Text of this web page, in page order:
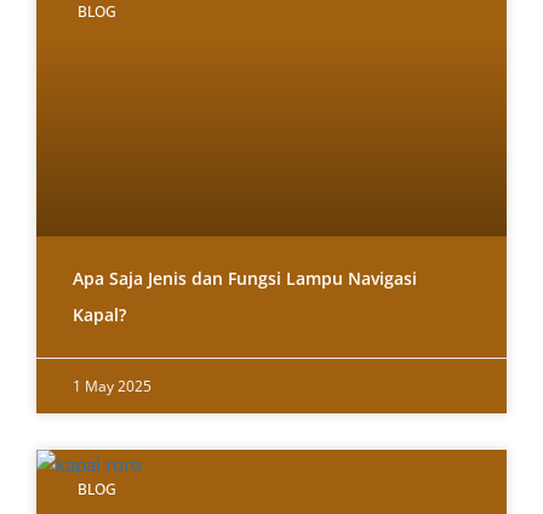
BLOG
Apa Saja Jenis dan Fungsi Lampu Navigasi
Kapal?
1 May 2025
BLOG